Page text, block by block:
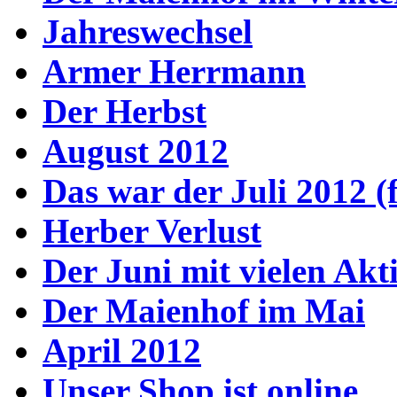
Jahreswechsel
Armer Herrmann
Der Herbst
August 2012
Das war der Juli 2012
Herber Verlust
Der Juni mit vielen
Der Maienhof im Mai
April 2012